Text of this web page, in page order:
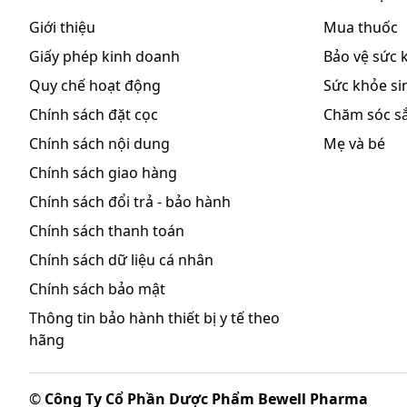
Trước khi sử dụng thuốc bạn cần đọc kỹ hướng
Bệnh nhân quá mẫn cảm với một trong các thành
Thận trọng khi dùng thuốc
Trước khi dùng Bluemint 500 mg, bạn nên lưu ý
ứngvới Bluemint 500 mg, bất kỳ loại thuốc nào
sĩ để biết danh sách các thành phần.
Nếu xảy ra buồn nôn, nôn mửa, tiêu chảy, táo
Tuân theo đúng liều dùng được đề nghị.
Trong trường hợp dùng thuốc đối với đối với trẻ
trẻ em dưới 6 tuổi.
Nếu thuốc không có hiệu quả sau khi dùng 2
Cảnh báo: Không nên dùng Bluemint 500mg cho
Khả năng lái xe và vận hành máy móc
Giới thiệu
Giấy phép kinh doanh
Quy chế hoạt động
Chính sách đặt cọc
Chính sách nội dung
Chính sách giao hàng
Chính sách đổi trả - bảo hành
Chính sách thanh toán
Chính sách dữ liệu cá nhân
Chính sách bảo mật
Thông tin bảo hành thiết bị y tế theo
hãng
Mua thuốc
Bảo vệ sức
Sức khỏe
Chăm sóc
Mẹ và bé
© Công Ty Cổ Phần Dược Phẩm Bewell Pharma